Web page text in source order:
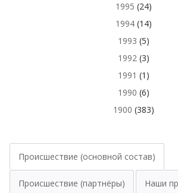
1995 (24)
1994(14)
1993 (5)
1992(3)
1991 (1)
1990 (6)
1900 (383)
Происшествие (основной состав)
Происшествие (партнёры) Наши